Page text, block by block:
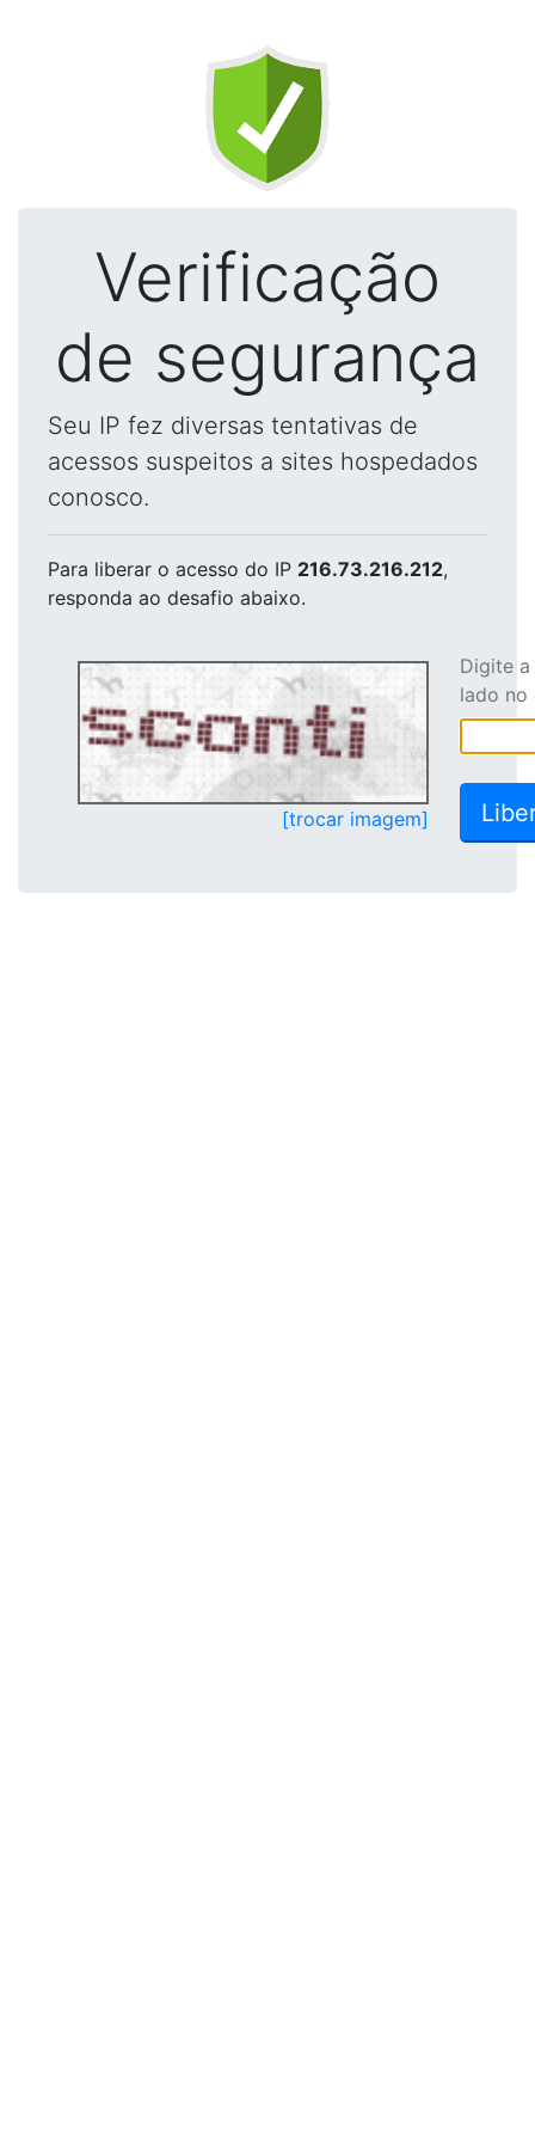
Verificação
de segurança
Seu IP fez diversas tentativas de
acessos suspeitos a sites hospedados
conosco.
Para liberar o acesso do IP 216.73.216.212,
responda ao desafio abaixo.
[trocar imagem]
Digite
lado no